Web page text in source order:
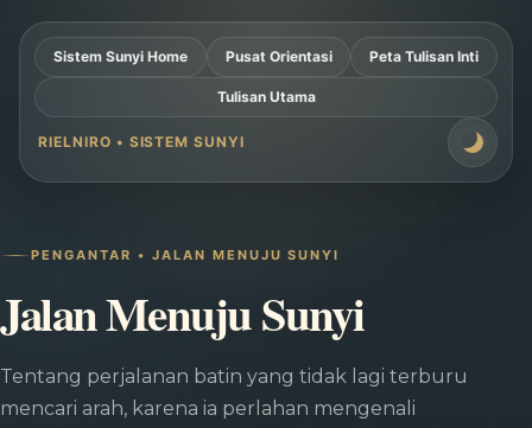
Sistem Sunyi Home Pusat Orientasi Peta Tulisan Inti
Tulisan Utama
RIELNIRO • SISTEM SUNYI
PENGANTAR • JALAN MENUJU SUNYI
Jalan Menuju Sunyi
Tentang perjalanan batin yang tidak lagi terburu
mencari arah, karena ia perlahan mengenali